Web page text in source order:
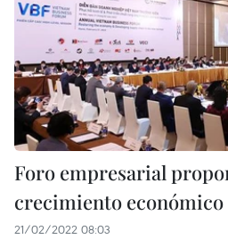
Foro empresarial
crecimiento económico
21/02/2022 08:03